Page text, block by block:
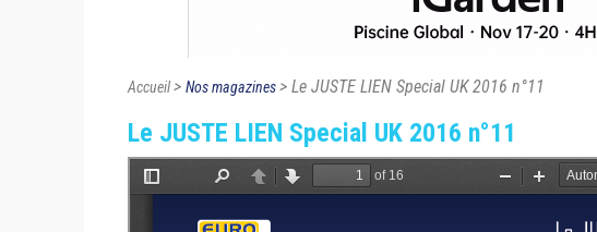
Accueil> Nos magazines> Le JUSTE LIEN Special UK 2016 n°11
Le JUSTE LIEN Special UK 2016 n°11